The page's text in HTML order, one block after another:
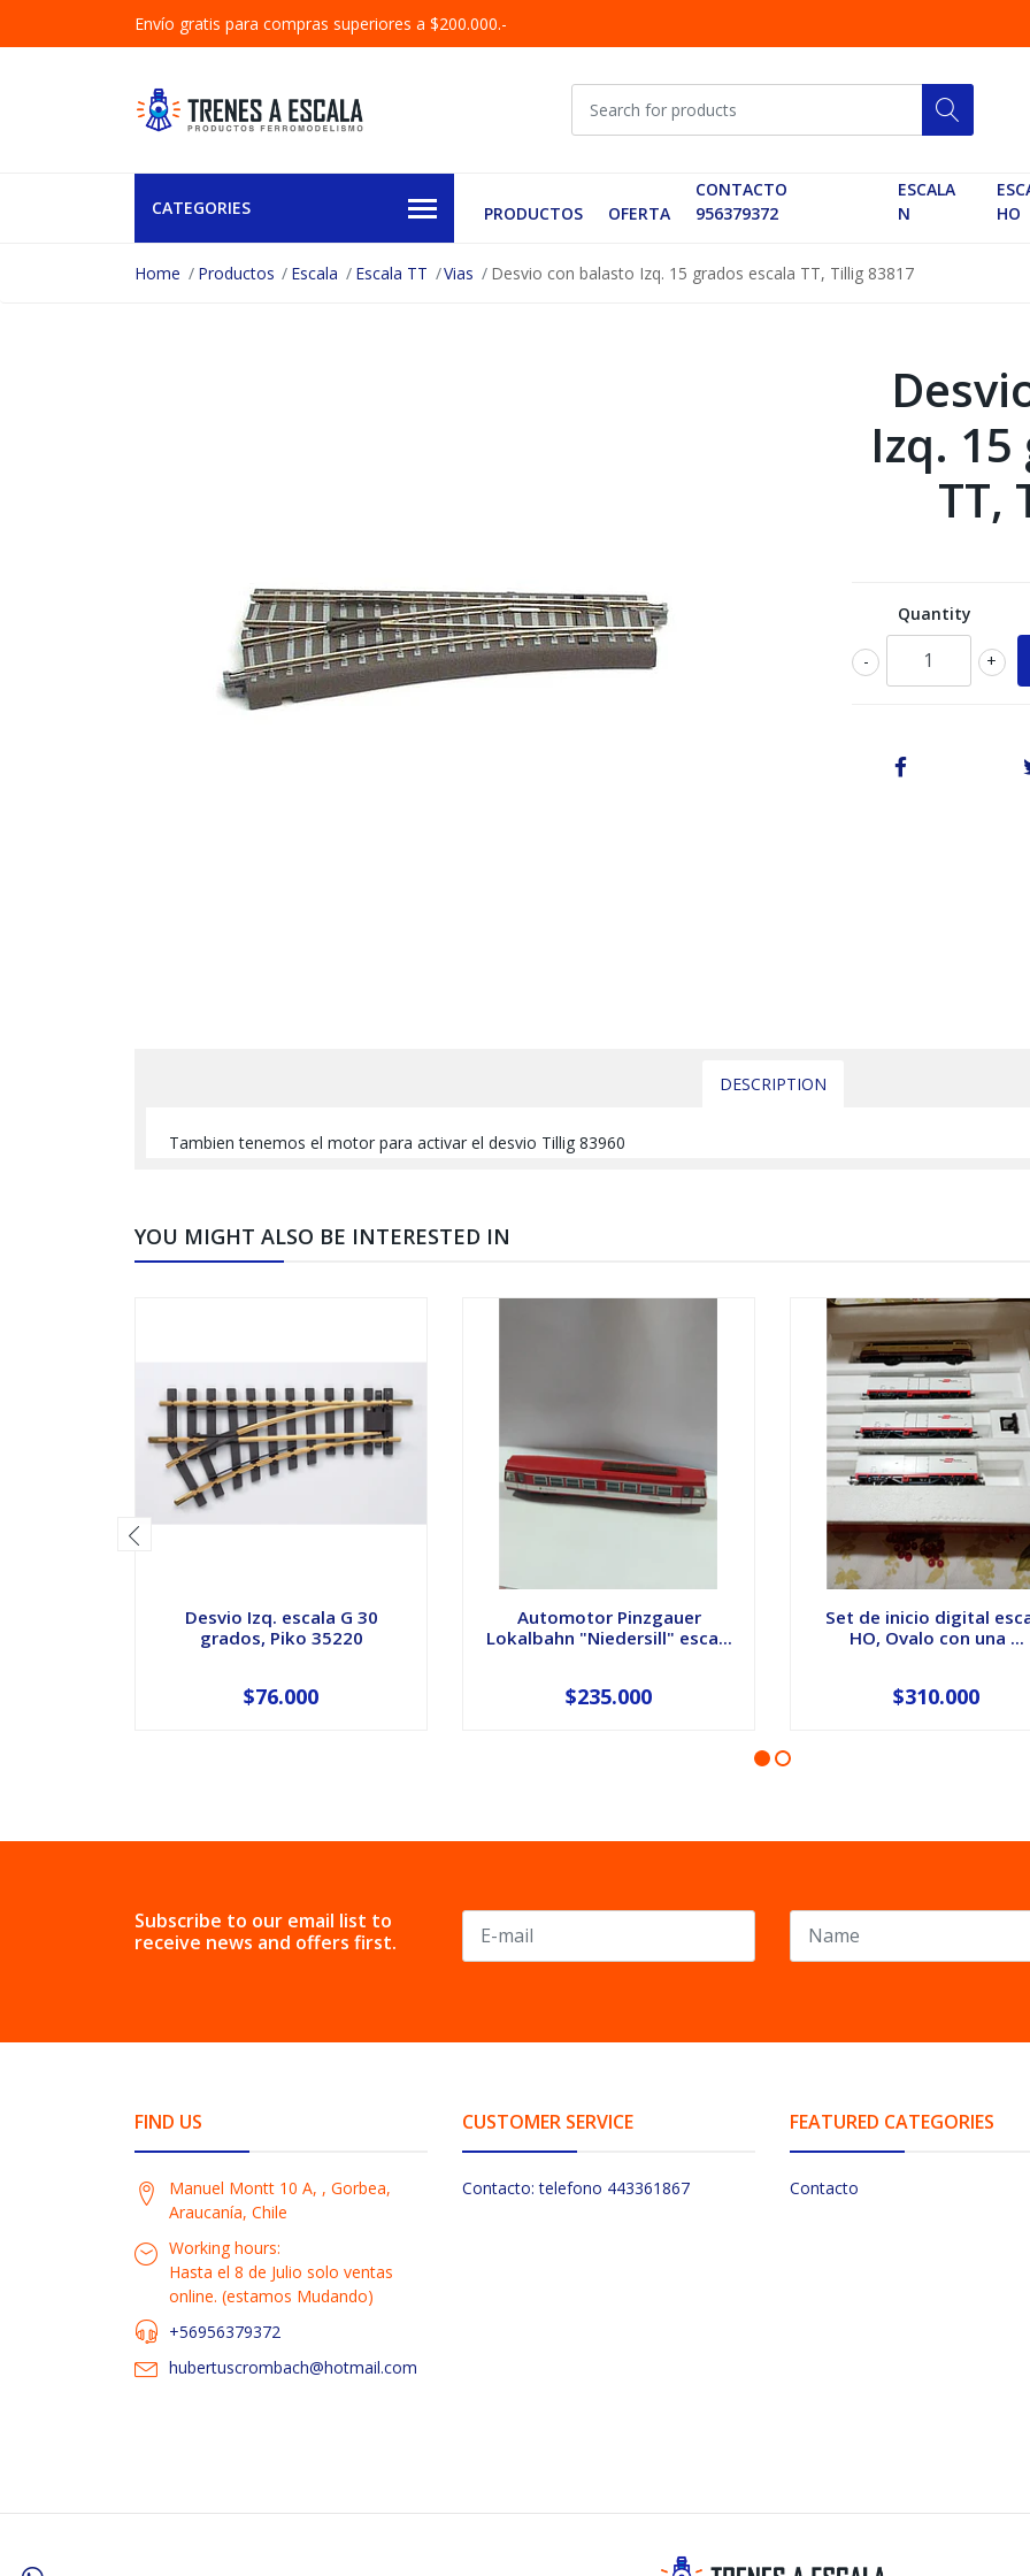
Envío gratis para compras superiores a $200.000.-
CATEGORIES PRODUCTOS OFERTA
CONTACTO
956379372
ESCALA
N
HO
Home Productos Escala Escala TT Vias Desvio con balasto Izq. 15 grados escala TT, Tillig 83817
Izq.
TT,
Quantity
+
-
DESCRIPTION
Tambien tenemos el motor para activar el desvio Tillig 83960
YOU MIGHT ALSO BE INTERESTED IN
Desvio Izq. escala G 30
grados, Piko 35220
$76.000
Automotor Pinzgauer
Lokalbahn "Niedersill" esca...
$235.000
Set de inicio digital
HO, Ovalo con una ...
$310.000
Subscribe to our email list to
receive news and offers first.
FIND US
Manuel Montt 10 A, , Gorbea,
Araucanía, Chile
Working hours:
Hasta el 8 de Julio solo ventas
online. (estamos Mudando)
+56956379372
hubertuscrombach@hotmail.com
CUSTOMER SERVICE
Contacto: telefono 443361867
FEATURED CATEGORIES
Contacto